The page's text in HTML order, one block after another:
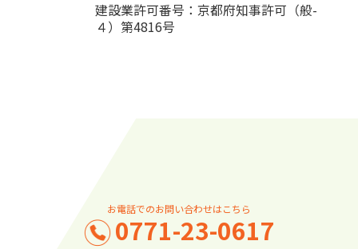
建設業許可番号：京都府知事許可（般-
４）第4816号
お電話でのお問い合わせはこちら
0771-23-0617